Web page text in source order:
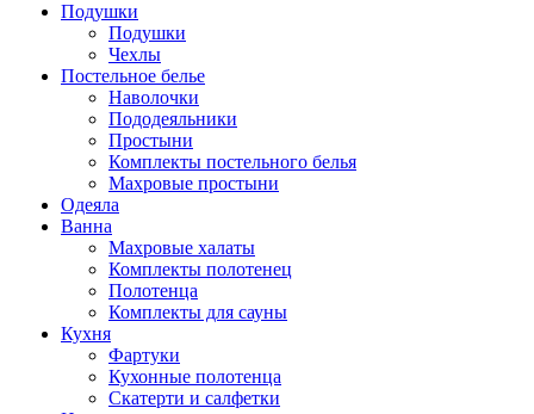
Подушки
Подушки
Чехлы
Постельное белье
Наволочки
Пододеяльники
Простыни
Комплекты постельного белья
Махровые простыни
Одеяла
Ванна
Махровые халаты
Комплекты полотенец
Полотенца
Комплекты для сауны
Кухня
Фартуки
Кухонные полотенца
Скатерти и салфетки